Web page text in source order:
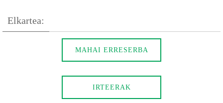
Elkartea:
MAHAI ERRESERBA
IRTEERAK